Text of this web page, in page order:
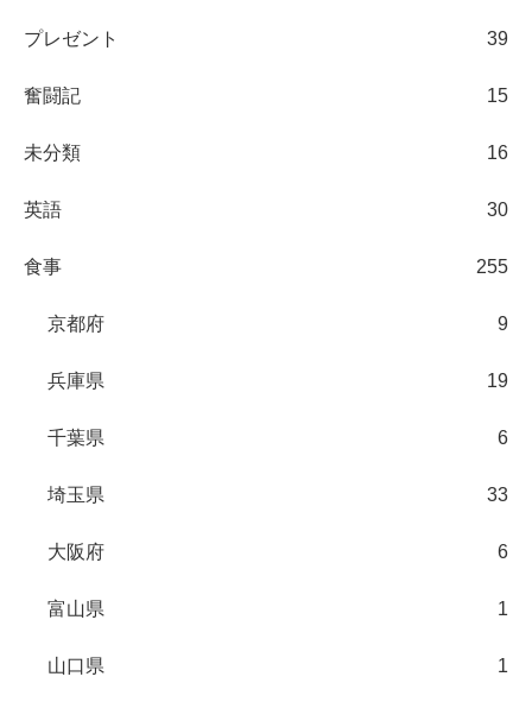
プレゼント 39
奮闘記 15
未分類 16
英語 30
食事 255
京都府 9
兵庫県 19
千葉県 6
埼玉県 33
大阪府 6
富山県 1
山口県 1